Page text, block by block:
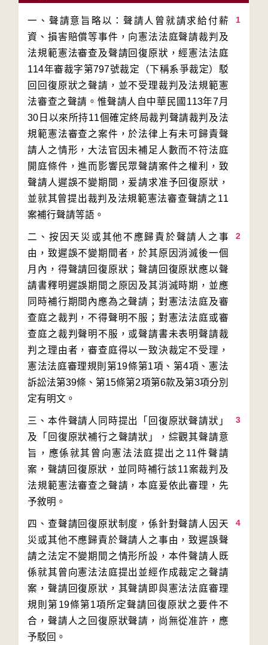
1
一、聲請意旨略以：聲請人曾就請求給付薪
資、損害賠償等事件，向憲法法庭聲請裁判及
法規範憲法審查及聲請回復原狀，經憲法法庭
114年審裁字第797號裁定（下稱系爭裁定）駁
回回復原狀之聲請，並不受理裁判及法規範憲
法審查之聲請。惟聲請人自中華民國113年7月
30日以來所持11個確定終局裁判聲請裁判及法
規範憲法審查之案件，於法律上有未可歸責聲
請人之情形，大法官因未補足人數而不符法庭
開庭條件，進而影響民眾聲請案件之權利，致
聲請人遲誤不變期間，爰請求准予回復原狀，
並就其曾提出裁判及法規範憲法審查聲請之11
2
二、按因天災或其他不應歸責於聲請人之事
由，致遲誤不變期間者，於其原因消滅後一個
月內，得聲請回復原狀；聲請回復原狀應以聲
請書釋明遲誤期間之原因及其消滅時期，並應
同時補行期間內應為之聲請；對憲法法庭及審
查庭之裁判，不得聲明不服；對憲法法庭或審
查庭之裁判聲明不服，或聲請書未表明聲請裁
判之理由者，審查庭得以一致決裁定不受理，
憲法法庭審理規則第19條第1項、第4項、憲法
訴訟法第39條、第15條第2項第6款及第3項分別
3
三、本件聲請人同時提出「回復原狀聲請狀」
及「回復原狀補行之聲請狀」，綜觀其聲請意
旨，應係就其曾向憲法法庭提出之11件聲請
案，聲請回復原狀，並同時補行該11案裁判及
法規範憲法審查之聲請，本庭爰依此審理，先
4
四、查聲請回復原狀制度，係針對聲請人因天
災或其他不應歸責於聲請人之事由，致遲誤聲
請之法定不變期間之情形所設，本件聲請人既
係就其曾向憲法法庭提出並經作成裁定之聲請
案，聲請回復原狀，其聲請即與憲法法庭審理
規則第19條第1項所定聲請回復原狀之要件不
合，聲請人之回復原狀聲請，尚無從准許，應